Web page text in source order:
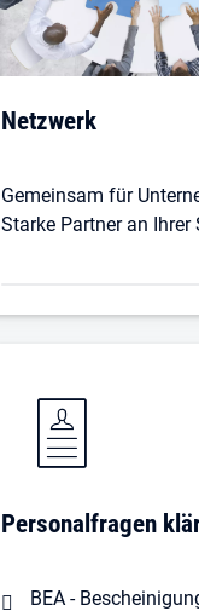
Öffnet in neuem Tab
Netzwerk
Gemeinsam für
Starke Partner an Ihrer
Personalfragen
BEA -